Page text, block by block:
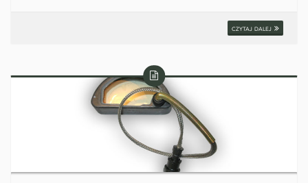
czytaj dalej
Wpis
tekstowy